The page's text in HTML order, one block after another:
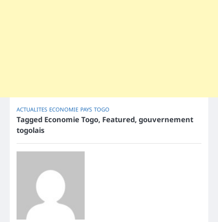
ACTUALITES ECONOMIE PAYS TOGO
Tagged Economie Togo, Featured, gouvernement
togolais